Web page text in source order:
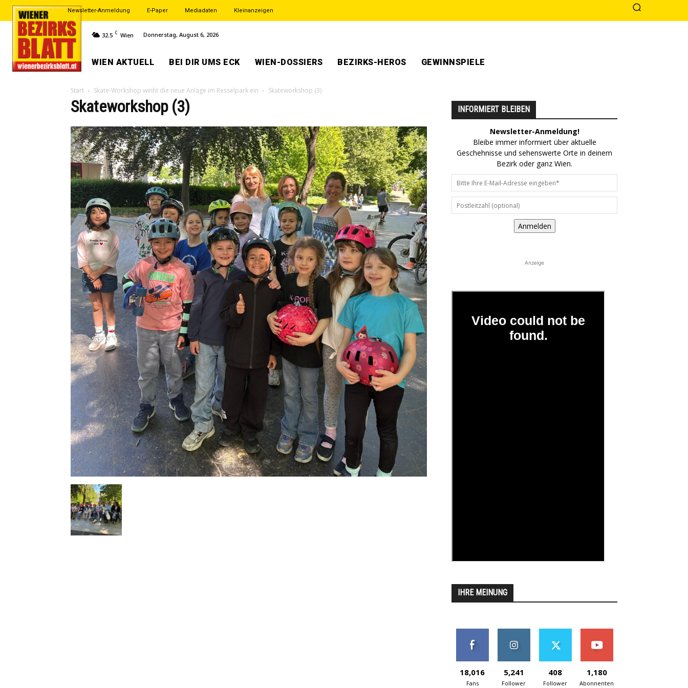
Newsletter-Anmeldung E-Paper Mediadaten Kleinanzeigen
32.5 C Wien Donnerstag, August 6, 2026
WIEN AKTUELL BEI DIR UMS ECK WIEN-DOSSIERS BEZIRKS-HEROS GEWINNSPIELE
Start Skate-Workshop weiht die neue Anlage im Resselpark ein Skateworkshop (3)
Skateworkshop (3) INFORMIERT BLEIBEN
Newsletter-Anmeldung!
Bleibe immer informiert über aktuelle
Geschehnisse und sehenswerte Orte in deinem
Bezirk oder ganz Wien.
Anmelden
Anzeige
IHRE MEINUNG
18,016
Fans
5,241
Follower
408
Follower
1,180
Abonnenten